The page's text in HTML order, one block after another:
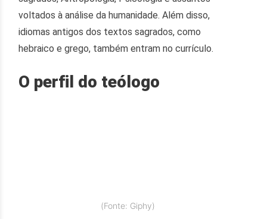
voltados à análise da humanidade. Além disso,
idiomas antigos dos textos sagrados, como
hebraico e grego, também entram no currículo.
O perfil do teólogo
(Fonte: Giphy)